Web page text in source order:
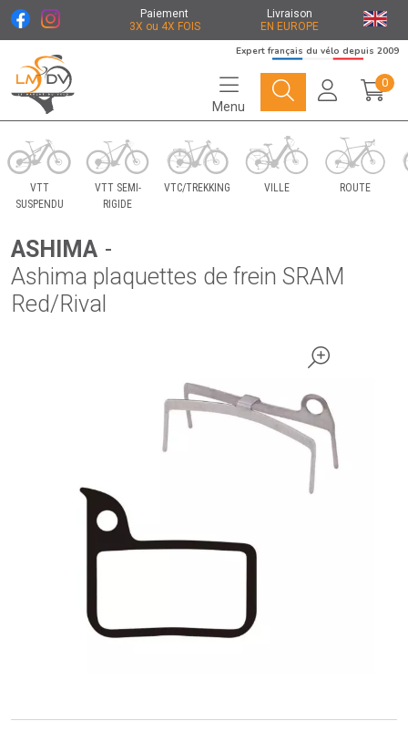
Paiement
3X ou 4X FOIS
Livraison
EN EUROPE
Le Marché du Vélo Votre distributeurs de vélo
Expert français du vélo depuis 2009
Menu
0
VTT
SUSPENDU
VTT SEMI-
RIGIDE
VTC/TREKKING VILLE ROUTE
ASHIMA -
Ashima plaquettes de frein SRAM
Red/Rival